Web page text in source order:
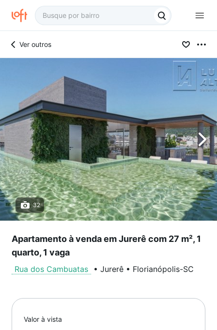
Ver outros
32
Apartamento à venda em Jurerê com 27 m², 1
quarto, 1 vaga
Rua dos Cambuatas • Jurerê • Florianópolis-SC
Valor à vista